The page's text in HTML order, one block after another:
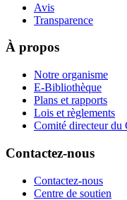
Avis
Transparence
À propos
Notre organisme
E-Bibliothèque
Plans et rapports
Lois et règlements
Comité directeur
Contactez-nous
Contactez-nous
Centre de soutien